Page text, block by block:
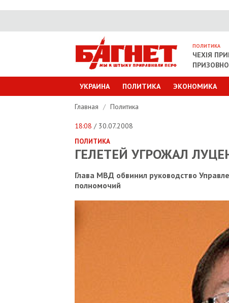
ПОЛИТИКА
ЧЕХІЯ
УКРАИНА ПОЛИТИКА ЭКОНОМИКА
Главная / Политика
18:08 / 30.07.2008
ПОЛИТИКА
ГЕЛЕТЕЙ УГРОЖАЛ
Глава МВД обвинил руководство
полномочий